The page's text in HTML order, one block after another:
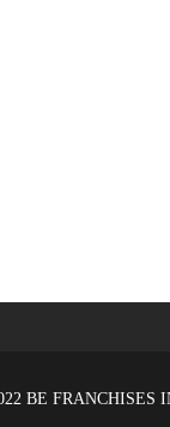
BE FRANCHISES